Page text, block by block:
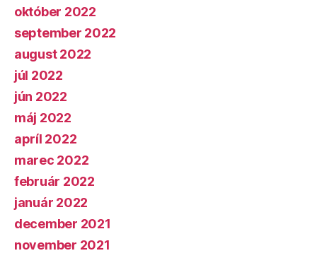
október 2022
september 2022
august 2022
júl 2022
jún 2022
máj 2022
apríl 2022
marec 2022
február 2022
január 2022
december 2021
november 2021